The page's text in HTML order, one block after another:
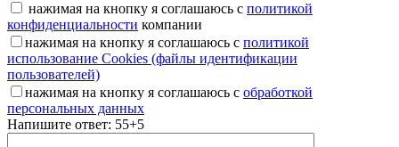
нажимая на кнопку я соглашаюсь с политикой
конфиденциальности компании
нажимая на кнопку я соглашаюсь с политикой
использование Cookies (файлы идентификации
пользователей)
нажимая на кнопку я соглашаюсь с обработкой
персональных данных
Напишите ответ: 55+5